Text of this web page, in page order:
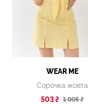
WEAR ME
Сорочка жовта
503 ₴ 1 005 ₴